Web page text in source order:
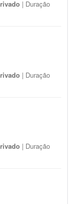
| Duração
| Duração
| Duração